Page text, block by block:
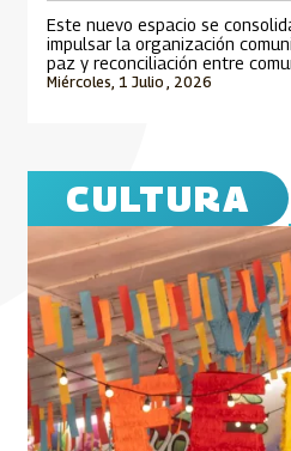
Este nuevo espacio se
impulsar la organización
paz y reconciliación entre
Miércoles, 1 Julio , 2026
CULTURA